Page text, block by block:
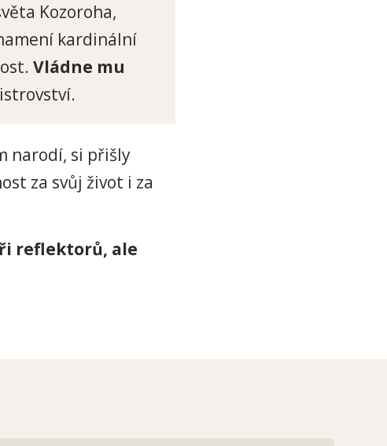
Kozoroha,
kardinální
Vládne mu
narodí, si přišly
za svůj život i za
reflektorů, ale